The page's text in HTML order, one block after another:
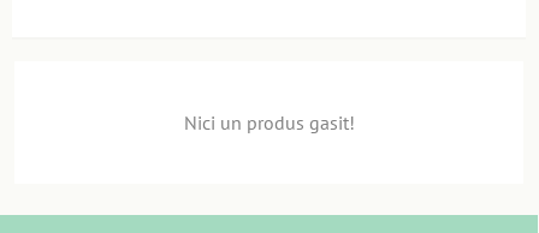
Nici un produs gasit!